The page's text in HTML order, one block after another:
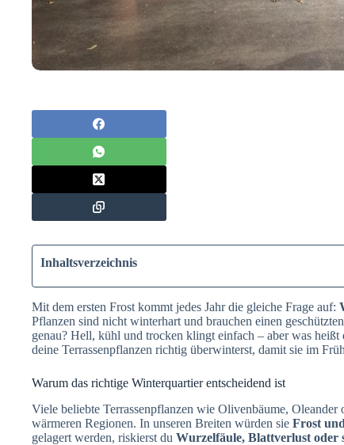
Inhaltsverzeichnis
Mit dem ersten Frost kommt jedes Jahr die gleiche Frage auf:
Pflanzen sind nicht winterhart und brauchen einen
genau? Hell, kühl und trocken klingt einfach – aber was
deine Terrassenpflanzen richtig überwinterst, damit sie im
Warum das richtige Winterquartier entscheidend ist
Viele beliebte Terrassenpflanzen wie Olivenbäume,
wärmeren Regionen. In unseren Breiten würden sie Frost
gelagert werden, riskierst du Wurzelfäule, Blattverlust oder